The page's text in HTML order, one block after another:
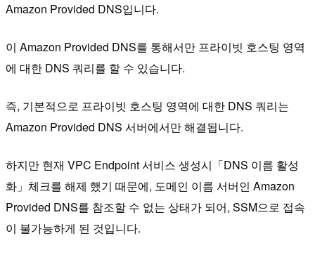
Amazon Provided DNS입니다.
이 Amazon Provided DNS를 통해서만 프라이빗 호스팅 영역
에 대한 DNS 쿼리를 할 수 있습니다.
즉, 기본적으로 프라이빗 호스팅 영역에 대한 DNS 쿼리는
Amazon Provided DNS 서버에서만 해결됩니다.
하지만 현재 VPC Endpoint 서비스 생성시「DNS 이름 활성
화」체크를 해제 했기 때문에, 도메인 이름 서버인 Amazon
Provided DNS를 참조할 수 없는 상태가 되어, SSM으로 접속
이 불가능하게 된 것입니다.